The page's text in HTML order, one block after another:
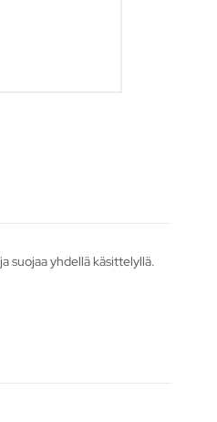
suojaa yhdellä käsittelyllä.